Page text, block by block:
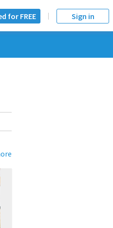
for FREE Sign in